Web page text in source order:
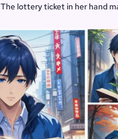
The lottery ticket in her hand